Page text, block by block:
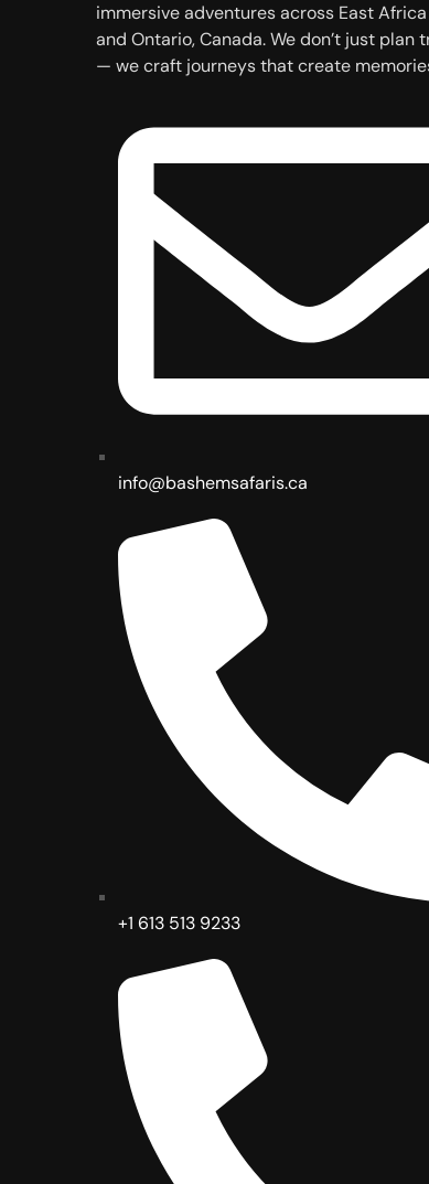
immersive adventures across East Africa
and Ontario, Canada. We don’t just plan
— we craft journeys that create
info@bashemsafaris.ca
+1 613 513 9233